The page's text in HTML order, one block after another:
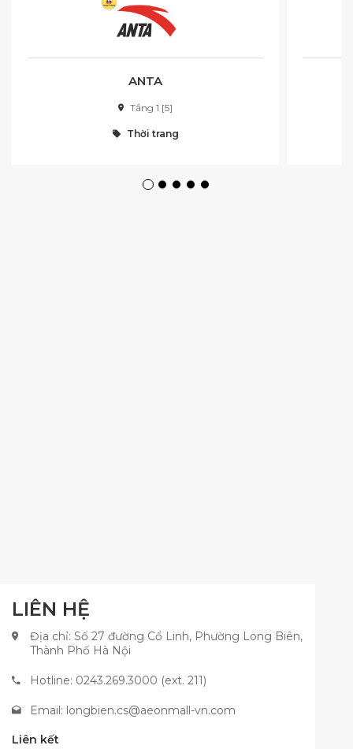
ANTA
Tầng 1 [5]
Thời trang
LIÊN HỆ
Địa chỉ: Số 27 đường Cổ Linh, Phường Long Biên,
Thành Phố Hà Nội
Hotline: 0243.269.3000 (ext. 211)
Email: longbien.cs@aeonmall-vn.com
Liên kết